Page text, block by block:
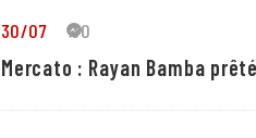
30/07 30
Mercato : Rayan Bamba